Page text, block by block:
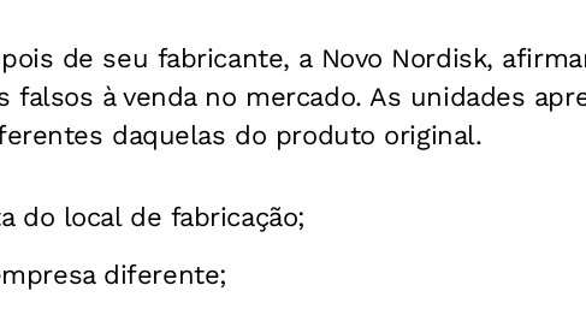
de seu fabricante, a Novo Nordisk,
falsos à venda no mercado. As unidades
daquelas do produto original.
do local de fabricação;
diferente;